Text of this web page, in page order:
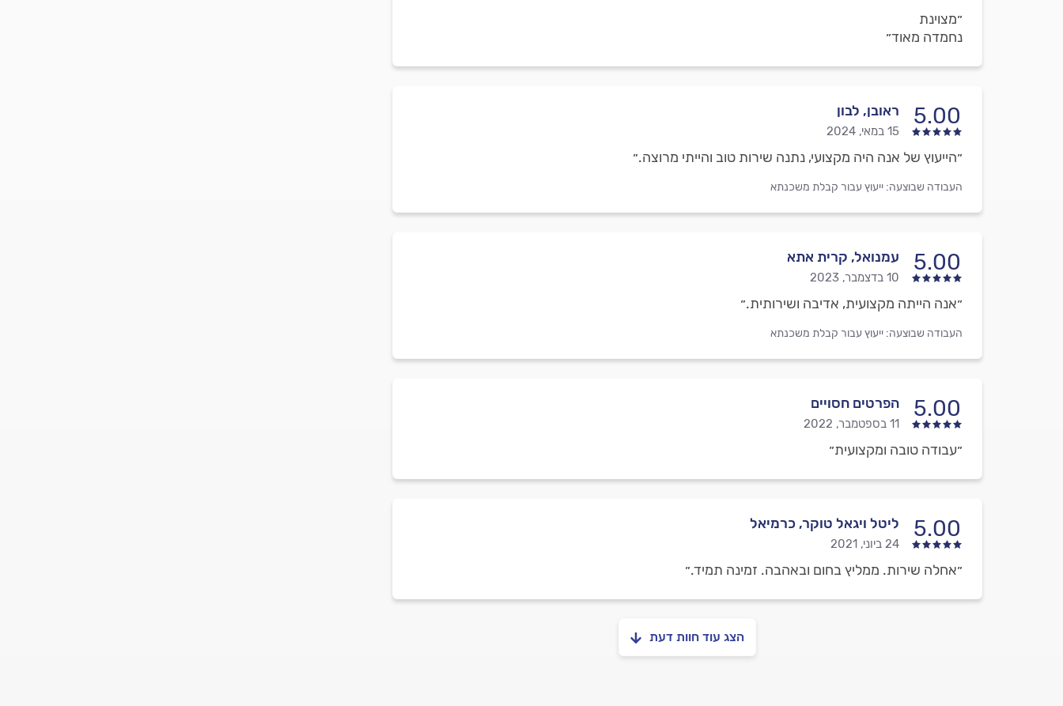
״מצוינת
נחמדה מאוד״
5.00 ראובן, לבון
15 במאי, 2024
״הייעוץ של אנה היה מקצועי, נתנה שירות טוב והייתי מרוצה.״
העבודה שבוצעה: ייעוץ עבור קבלת משכנתא
5.00 עמנואל, קרית אתא
10 בדצמבר, 2023
״אנה הייתה מקצועית, אדיבה ושירותית.״
העבודה שבוצעה: ייעוץ עבור קבלת משכנתא
5.00 הפרטים חסויים
11 בספטמבר, 2022
״עבודה טובה ומקצועית״
5.00 ליטל ויגאל טוקר, כרמיאל
24 ביוני, 2021
״אחלה שירות. ממליץ בחום ובאהבה. זמינה תמיד.״
הצג עוד חוות דעת